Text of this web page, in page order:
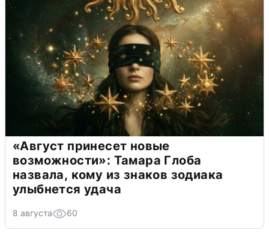
«Август принесет новые
возможности»: Тамара Глоба
назвала, кому из знаков зодиака
улыбнется удача
8 августа 60